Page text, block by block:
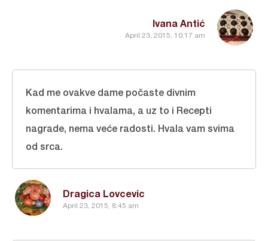
Ivana Antić
April 23, 2015, 10:17 am
Dragica Lovcevic
April 23, 2015, 8:45 am
Kad me ovakve dame počaste divnim
komentarima i hvalama, a uz to i Recepti
nagrade, nema veće radosti. Hvala vam svima
od srca.